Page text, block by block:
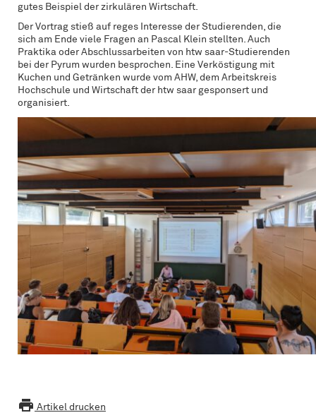
gutes Beispiel der zirkulären Wirtschaft.
Der Vortrag stieß auf reges Interesse der Studierenden, die
sich am Ende viele Fragen an Pascal Klein stellten. Auch
Praktika oder Abschlussarbeiten von htw saar-Studierenden
bei der Pyrum wurden besprochen. Eine Verköstigung mit
Kuchen und Getränken wurde vom AHW, dem Arbeitskreis
Hochschule und Wirtschaft der htw saar gesponsert und
organisiert.
 Artikel drucken